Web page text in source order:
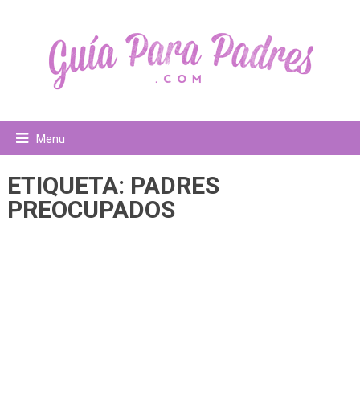
Menu
ETIQUETA: PADRES
PREOCUPADOS